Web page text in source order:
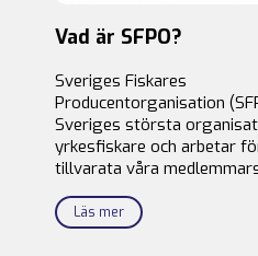
Vad är SFPO?
Sveriges Fiskares
Producentorganisation
Sveriges största
yrkesfiskare och arbetar
tillvarata våra
Läs mer